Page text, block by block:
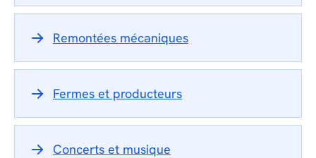
Remontées mécaniques
Fermes et producteurs
Concerts et musique